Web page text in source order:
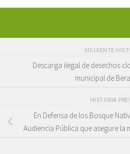
SIGUIENTE
Descarga ilegal de desechos
municipal de
HISTORIA
En Defensa de los Bosque
Audiencia Pública que asegure la